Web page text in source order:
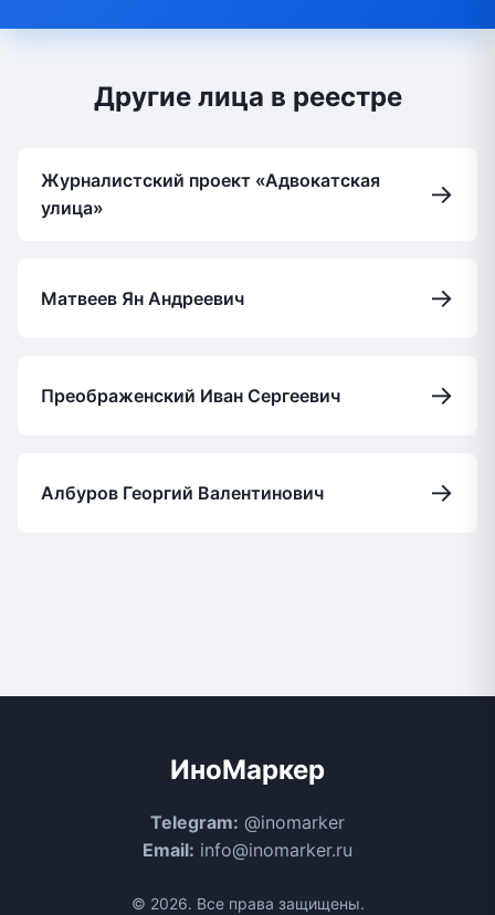
Другие лица в реестре
Журналистский проект «Адвокатская
улица»
→
Матвеев Ян Андреевич →
Преображенский Иван Сергеевич →
Албуров Георгий Валентинович →
ИноМаркер
Telegram: @inomarker
Email: info@inomarker.ru
© 2026. Все права защищены.